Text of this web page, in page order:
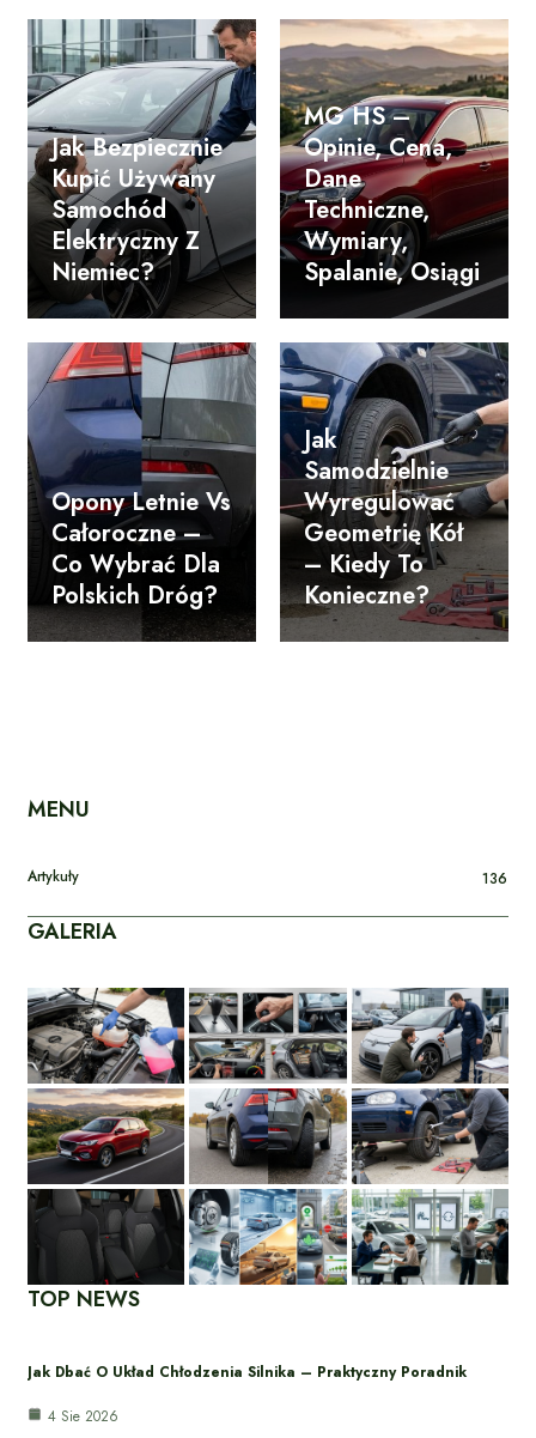
Jak Bezpiecznie
Kupić Używany
Samochód
Elektryczny Z
Niemiec?
MG HS –
Opinie, Cena,
Dane
Techniczne,
Wymiary,
Spalanie, Osiągi
Opony Letnie Vs
Całoroczne –
Co Wybrać Dla
Polskich Dróg?
Jak
Samodzielnie
Wyregulować
Geometrię Kół
– Kiedy To
Konieczne?
MENU
Artykuły 136
GALERIA
TOP NEWS
Jak Dbać O Układ Chłodzenia Silnika – Praktyczny Poradnik
4 Sie 2026